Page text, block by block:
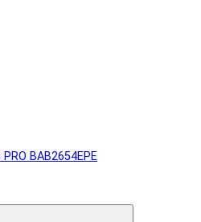
BAB2654EPE